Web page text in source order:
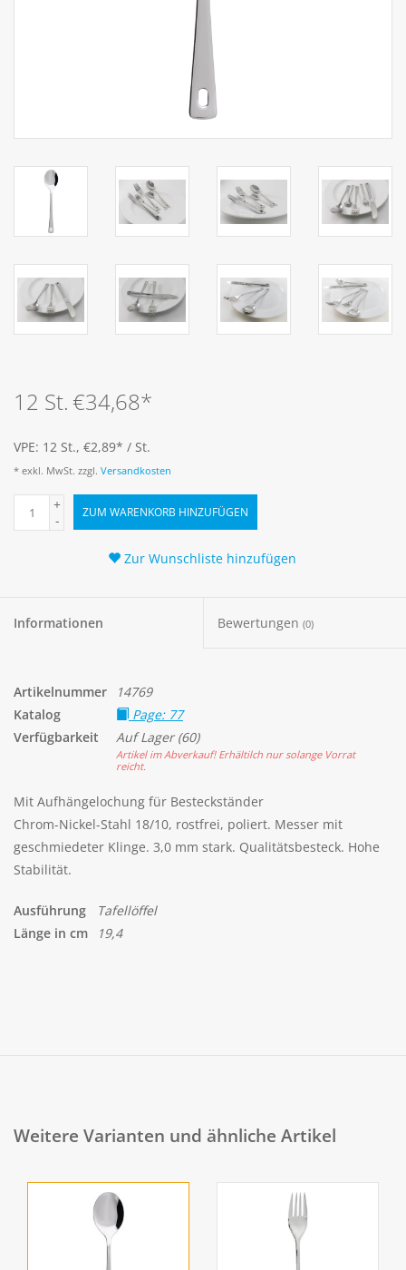
Küchenmöbel
12 St. €34,68*
VPE: 12 St., €2,89* / St.
* exkl. MwSt. zzgl. Versandkosten
+
-
ZUM WARENKORB HINZUFÜGEN
Zur Wunschliste hinzufügen
Informationen Bewertungen (0)
Artikelnummer
14769
Katalog
Page: 77
Verfügbarkeit
Auf Lager(60)
Artikel im Abverkauf! Erhältilch nur solange Vorrat
reicht.
Mit Aufhängelochung für Besteckständer
Chrom-Nickel-Stahl 18/10, rostfrei, poliert. Messer mit
geschmiedeter Klinge. 3,0 mm stark. Qualitätsbesteck. Hohe
Stabilität.
Ausführung
Tafellöffel
Länge in cm
19,4
Weitere Varianten und ähnliche Artikel